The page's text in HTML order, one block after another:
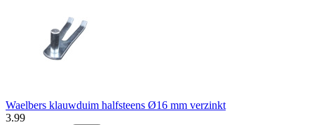
Waelbers klauwduim halfsteens Ø16 mm verzinkt
3.99